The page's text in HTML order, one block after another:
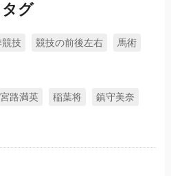
グ
競技 競技の前後左右
馬術
宮路満英 稲葉将
鎮守美奈